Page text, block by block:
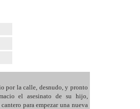
por la calle, desnudo, y pronto
el asesinato de su hijo,
para empezar una nueva